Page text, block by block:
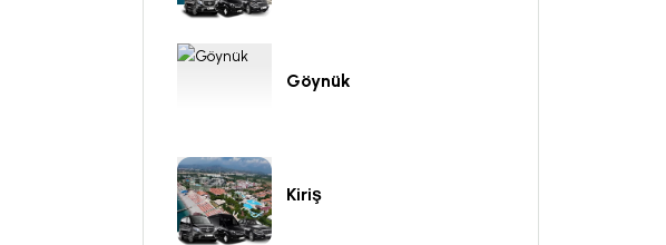
Göynük
Kiriş